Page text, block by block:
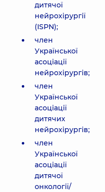
дитячої
нейрохірургії
(ISPN);
член
Української
асоціації
нейрохірургів;
член
Української
асоціації
дитячих
нейрохірургів;
член
Української
асоціації
дитячої
онкології/